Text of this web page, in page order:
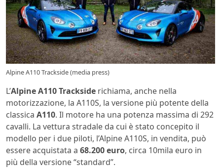
Alpine A110 Trackside (media press)
L’Alpine A110 Trackside richiama, anche nella
motorizzazione, la A110S, la versione più potente della
classica A110. Il motore ha una potenza massima di 292
cavalli. La vettura stradale da cui è stato concepito il
modello per i due piloti, l’Alpine A110S, in vendita, può
essere acquistata a 68.200 euro, circa 10mila euro in
più della versione “standard”.